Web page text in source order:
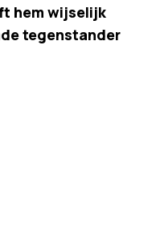
hem wijselijk
tegenstander